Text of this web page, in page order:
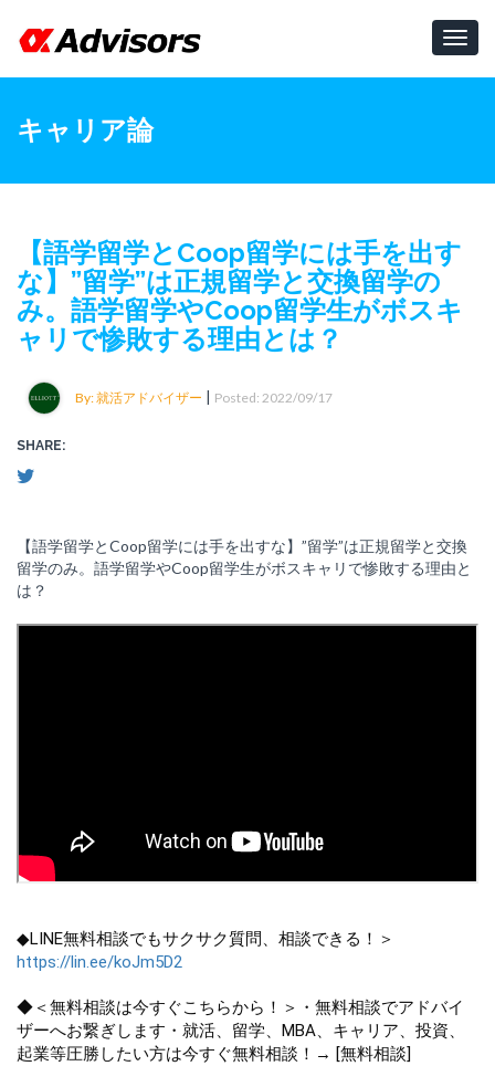
キャリア論
【語学留学とCoop留学には手を出す
な】”留学”は正規留学と交換留学の
み。語学留学やCoop留学生がボスキ
ャリで惨敗する理由とは？
By: 就活アドバイザー | Posted: 2022/09/17
SHARE:
【語学留学とCoop留学には手を出すな】”留学”は正規留学と交換
留学のみ。語学留学やCoop留学生がボスキャリで惨敗する理由と
は？
◆LINE無料相談でもサクサク質問、相談できる！＞
https://lin.ee/koJm5D2
◆＜無料相談は今すぐこちらから！＞・無料相談でアドバイ
ザーへお繋ぎします・就活、留学、MBA、キャリア、投資、
起業等圧勝したい方は今すぐ無料相談！→ [無料相談]